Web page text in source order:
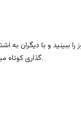
ببینید و با دیگران به
گذاری کوتاه میان رویدادهای جهان).